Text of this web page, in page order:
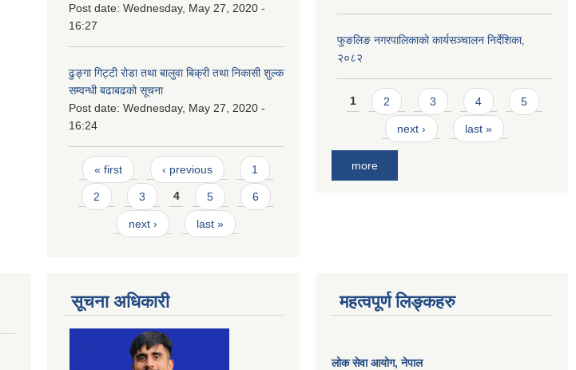
Post date: Wednesday, May 27, 2020 -
16:27
ढुङ्गा गिट्टी रोडा तथा बालुवा बिक्री तथा निकासी शुल्क
सम्वन्धी बढाबढको सूचना
Post date: Wednesday, May 27, 2020 -
16:24
Pages
« first ‹ previous 1
2 3 4 5 6
next › last »
फुङलिङ नगरपालिकाको कार्यसञ्चालन निर्देशिका‚
२०८२
Pages
1 2 3 4 5
next › last »
more
सूचना अधिकारी महत्वपूर्ण लिङ्कहरु
लोक सेवा आयोग, नेपाल